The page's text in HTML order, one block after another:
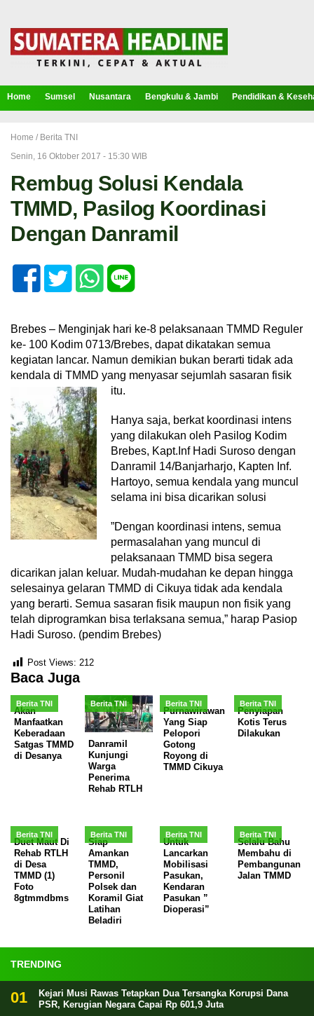
Home Sumsel Nusantara Bengkulu & Jambi Pendidikan &
Home / Berita TNI
Senin, 16 Oktober 2017 - 15:30 WIB
Rembug Solusi Kendala
TMMD, Pasilog Koordinasi
Dengan Danramil
Brebes – Menginjak hari ke-8 pelaksanaan TMMD Reguler
ke- 100 Kodim 0713/Brebes, dapat dikatakan semua
kegiatan lancar. Namun demikian bukan berarti tidak ada
kendala di TMMD yang menyasar sejumlah sasaran fisik
itu.
Hanya saja, berkat koordinasi intens
yang dilakukan oleh Pasilog Kodim
Brebes, Kapt.Inf Hadi Suroso dengan
Danramil 14/Banjarharjo, Kapten Inf.
Hartoyo, semua kendala yang muncul
selama ini bisa dicarikan solusi
”Dengan koordinasi intens, semua
permasalahan yang muncul di
pelaksanaan TMMD bisa segera
dicarikan jalan keluar. Mudah-mudahan ke depan hingga
selesainya gelaran TMMD di Cikuya tidak ada kendala
yang berarti. Semua sasaran fisik maupun non fisik yang
telah diprogramkan bisa terlaksana semua,” harap Pasiop
Hadi Suroso. (pendim Brebes)
Post Views: 212
Baca Juga
Berita TNI
Akan
Manfaatkan
Keberadaan
Satgas TMMD
di Desanya
Berita TNI
Danramil
Kunjungi
Warga
Penerima
Rehab RTLH
Berita TNI
Purnawirawan
Yang Siap
Pelopori
Gotong
Royong di
TMMD Cikuya
Berita TNI
Penyiapan
Kotis Terus
Dilakukan
Berita TNI
Duet Maut Di
Rehab RTLH
di Desa
TMMD (1)
Foto
8gtmmdbms
Berita TNI
Siap
Amankan
TMMD,
Personil
Polsek dan
Koramil Giat
Latihan
Beladiri
Berita TNI
Untuk
Lancarkan
Mobilisasi
Pasukan,
Kendaran
Pasukan ”
Dioperasi”
Berita TNI
Selalu Bahu
Membahu di
Pembangunan
Jalan TMMD
TRENDING
Kejari Musi Rawas Tetapkan Dua Tersangka Korupsi Dana
PSR, Kerugian Negara Capai Rp 601,9 Juta